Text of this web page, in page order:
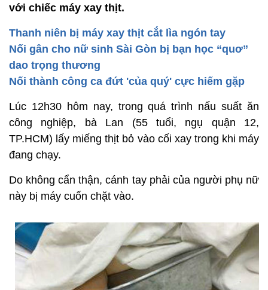
với chiếc máy xay thịt.
Thanh niên bị máy xay thịt cắt lìa ngón tay
Nối gân cho nữ sinh Sài Gòn bị bạn học “quơ”
dao trọng thương
Nối thành công ca đứt 'của quý' cực hiếm gặp
Lúc 12h30 hôm nay, trong quá trình nấu suất ăn
công nghiệp, bà Lan (55 tuổi, ngụ quận 12,
TP.HCM) lấy miếng thịt bỏ vào cối xay trong khi máy
đang chạy.
Do không cẩn thận, cánh tay phải của người phụ nữ
này bị máy cuốn chặt vào.